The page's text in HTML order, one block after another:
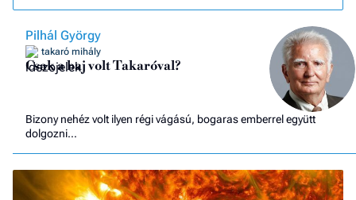
Pilhál György
takaró mihály
Csak a baj volt Takaróval?
Bizony nehéz volt ilyen régi vágású, bogaras emberrel együtt
dolgozni…